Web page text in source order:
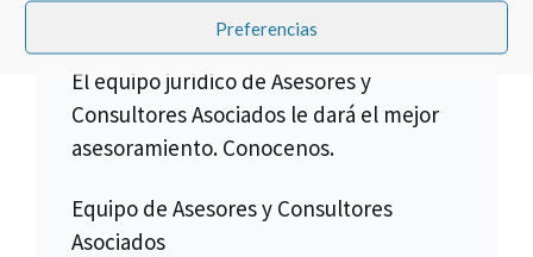
Preferencias
documentación.
El equipo jurídico de Asesores y
Consultores Asociados le dará el mejor
asesoramiento. Conocenos.
Equipo de Asesores y Consultores
Asociados